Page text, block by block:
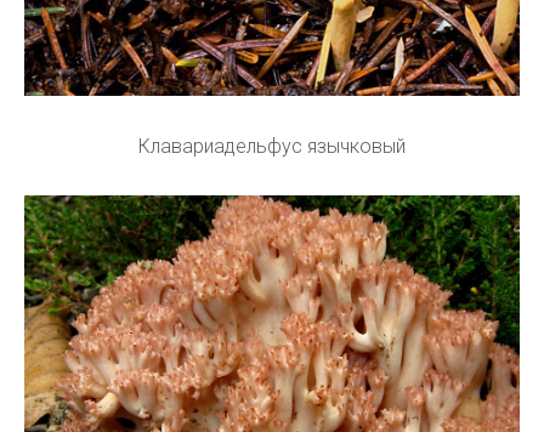
Клавариадельфус язычковый